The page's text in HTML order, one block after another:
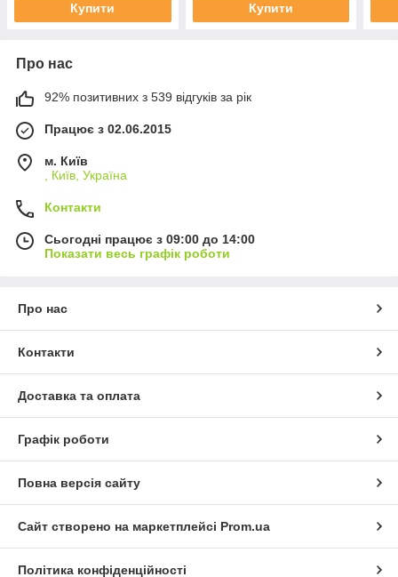
Купити Купити
Про нас
92% позитивних з 539 відгуків за рік
Працює з 02.06.2015
м. Київ
, Київ, Україна
Контакти
Сьогодні працює з 09:00 до 14:00
Показати весь графік роботи
Про нас
Контакти
Доставка та оплата
Графік роботи
Повна версія сайту
Сайт створено на маркетплейсі Prom.ua
Політика конфіденційності